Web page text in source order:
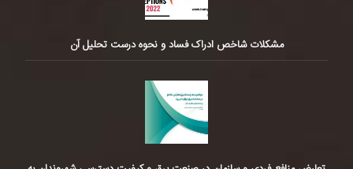
مشکلات شاخص ادراک فساد و نحوه درست تحلیل آن